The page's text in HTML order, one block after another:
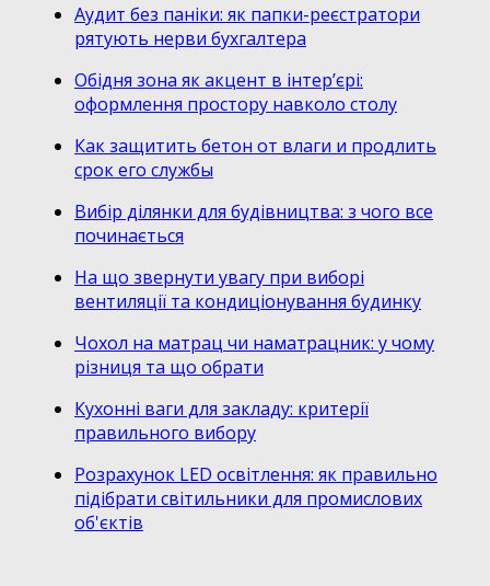
Аудит без паніки: як папки-реєстратори
рятують нерви бухгалтера
Обідня зона як акцент в інтер’єрі:
оформлення простору навколо столу
Как защитить бетон от влаги и продлить
срок его службы
Вибір ділянки для будівництва: з чого все
починається
На що звернути увагу при виборі
вентиляції та кондиціонування будинку
Чохол на матрац чи наматрацник: у чому
різниця та що обрати
Кухонні ваги для закладу: критерії
правильного вибору
Розрахунок LED освітлення: як правильно
підібрати світильники для промислових
об'єктів